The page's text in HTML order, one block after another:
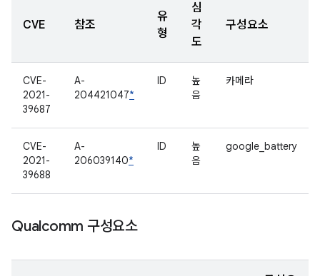
CVE 참조
유
형
심
각
도
구성요소
CVE-
2021-
39687
A-
204421047*
ID
높
음
카메라
CVE-
2021-
39688
A-
206039140*
ID
높
음
google_battery
Qualcomm 구성요소